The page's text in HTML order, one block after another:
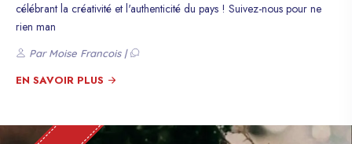
célébrant la créativité et l'authenticité du pays ! Suivez-nous pour ne
rien man
Par Moise Francois |
EN SAVOIR PLUS